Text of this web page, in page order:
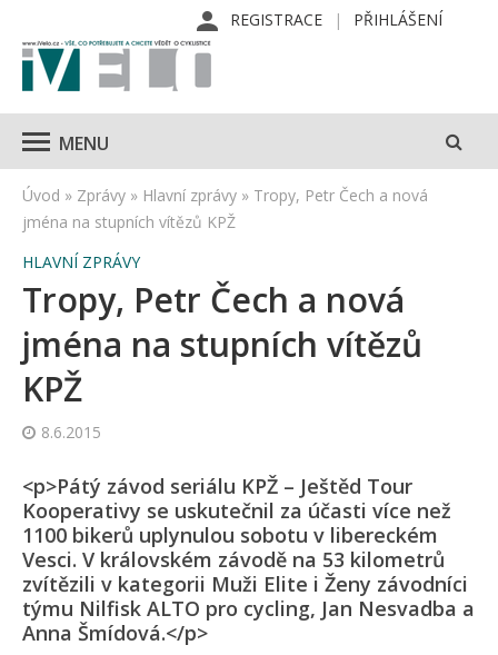
REGISTRACE PŘIHLÁŠENÍ
MENU
Úvod » Zprávy » Hlavní zprávy » Tropy, Petr Čech a nová
jména na stupních vítězů KPŽ
HLAVNÍ ZPRÁVY
Tropy, Petr Čech a nová
jména na stupních vítězů
KPŽ
8.6.2015
<p>Pátý závod seriálu KPŽ – Ještěd Tour
Kooperativy se uskutečnil za účasti více než
1100 bikerů uplynulou sobotu v libereckém
Vesci. V královském závodě na 53 kilometrů
zvítězili v kategorii Muži Elite i Ženy závodníci
týmu Nilfisk ALTO pro cycling, Jan Nesvadba a
Anna Šmídová.</p>